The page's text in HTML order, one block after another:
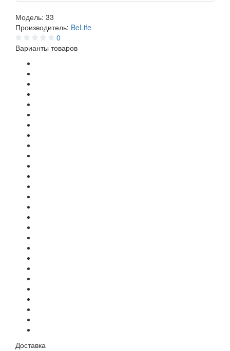
Модель: 33
Производитель: BeLife
0
Варианты товаров
Доставка